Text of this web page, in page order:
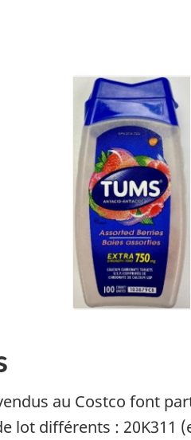
au Costco font
lot différents : 20K311